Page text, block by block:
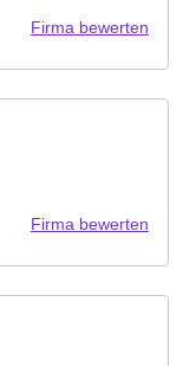
Firma bewerten
Firma bewerten